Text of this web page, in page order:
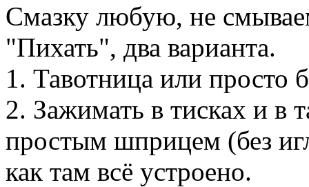
Смазку любую, не
"Пихать", два варианта.
1. Тавотница или просто
2. Зажимать в тисках и в
простым шприцем (без
как там всё устроено.